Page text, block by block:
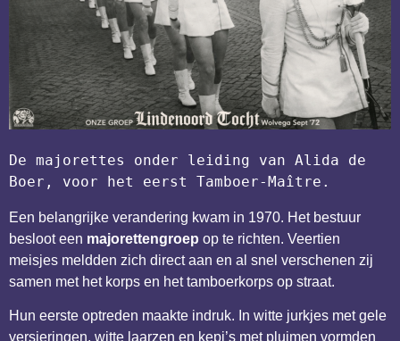
De majorettes onder leiding van Alida de
Boer, voor het eerst Tamboer-Maître.
Een belangrijke verandering kwam in 1970. Het bestuur
besloot een majorettengroep op te richten. Veertien
meisjes meldden zich direct aan en al snel verschenen zij
samen met het korps en het tamboerkorps op straat.
Hun eerste optreden maakte indruk. In witte jurkjes met gele
versieringen, witte laarzen en kepi’s met pluimen vormden